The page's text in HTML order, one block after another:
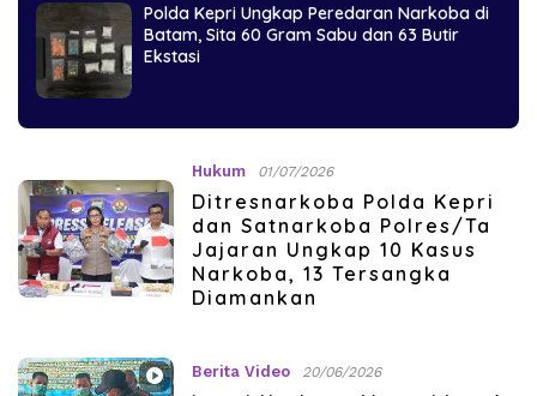
Polda Kepri Ungkap Peredaran Narkoba di
Batam, Sita 60 Gram Sabu dan 63 Butir
Ekstasi
Hukum 01/07/2026
Ditresnarkoba Polda Kepri
dan Satnarkoba Polres/Ta
Jajaran Ungkap 10 Kasus
Narkoba, 13 Tersangka
Diamankan
Berita Video 20/06/2026